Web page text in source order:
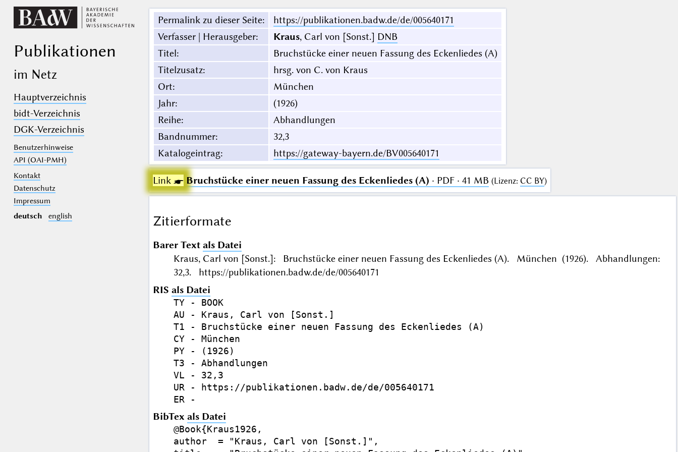
Publikationen
im Netz
Hauptverzeichnis
bidt-Verzeichnis
DGK-Verzeichnis
Benutzerhinweise
API (OAI-PMH)
Kontakt
Datenschutz
Impressum
deutsch
english
Permalink zu dieser Seite:
https://publikationen.badw.de/de/005640171
Verfasser | Herausgeber: Kraus, Carl von [Sonst.] DNB
Titel:
Bruchstücke einer neuen Fassung des Eckenliedes (A)
Titelzusatz:
hrsg. von C. von Kraus
Ort:
München
Jahr:
(1926)
Reihe:
Abhandlungen
Bandnummer:
32,3
Katalogeintrag: https://gateway-bayern.de/BV005640171
Link ☛ Bruchstücke einer neuen Fassung des Eckenliedes (A) · PDF · 41 MB (Lizenz: CC BY)
Zitierformate
Barer Text als Datei
Kraus, Carl von [Sonst.]: Bruchstücke einer neuen Fassung des Eckenliedes (A). München (1926). Abhandlungen:
32,3. https://publikationen.badw.de/de/005640171
RIS als Datei
TY - BOOK
AU - Kraus, Carl von [Sonst.]
T1 - Bruchstücke einer neuen Fassung des Eckenliedes (A)
CY - München
PY - (1926)
T3 - Abhandlungen
VL - 32,3
UR - https://publikationen.badw.de/de/005640171
BibTex als Datei
@Book{Kraus1926,
author  = "Kraus, Carl von [Sonst.]",